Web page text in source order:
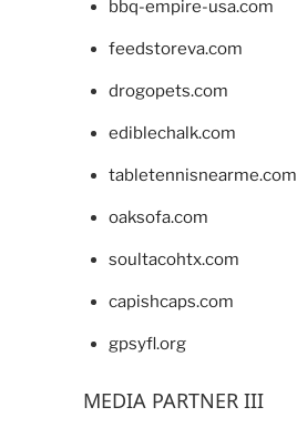
bbq-empire-usa.com
feedstoreva.com
drogopets.com
ediblechalk.com
tabletennisnearme.com
oaksofa.com
soultacohtx.com
capishcaps.com
gpsyfl.org
MEDIA PARTNER III